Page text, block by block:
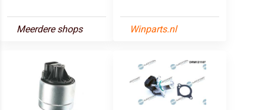
Meerdere shops Winparts.nl